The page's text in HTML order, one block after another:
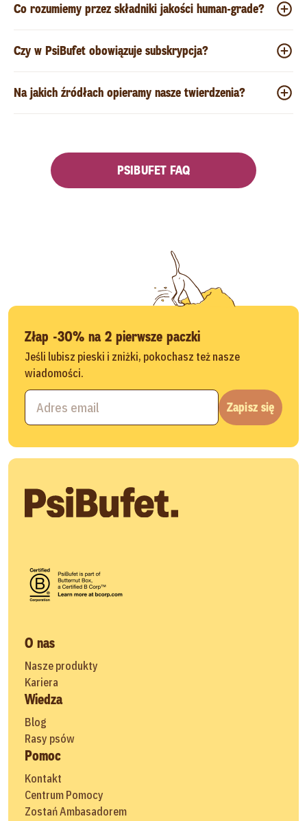
Co rozumiemy przez składniki jakości human-grade?
Czy w PsiBufet obowiązuje subskrypcja?
Na jakich źródłach opieramy nasze twierdzenia?
PSIBUFET FAQ
Złap -30% na 2 pierwsze paczki
Jeśli lubisz pieski i zniżki, pokochasz też nasze
wiadomości.
Zapisz się
O nas
Nasze produkty
Kariera
Wiedza
Blog
Rasy psów
Pomoc
Kontakt
Centrum Pomocy
Zostań Ambasadorem